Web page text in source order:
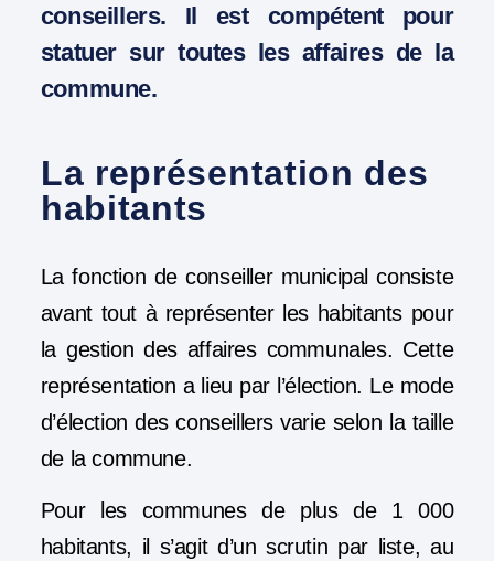
conseillers. Il est compétent pour
statuer sur toutes les affaires de la
commune.
La représentation des
habitants
La fonction de conseiller municipal consiste
avant tout à représenter les habitants pour
la gestion des affaires communales. Cette
représentation a lieu par l’élection. Le mode
d’élection des conseillers varie selon la taille
de la commune.
Pour les communes de plus de 1 000
habitants, il s’agit d’un scrutin par liste, au